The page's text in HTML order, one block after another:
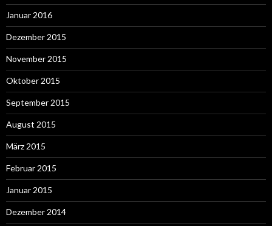
Januar 2016
Dezember 2015
November 2015
Oktober 2015
September 2015
August 2015
März 2015
Februar 2015
Januar 2015
Dezember 2014